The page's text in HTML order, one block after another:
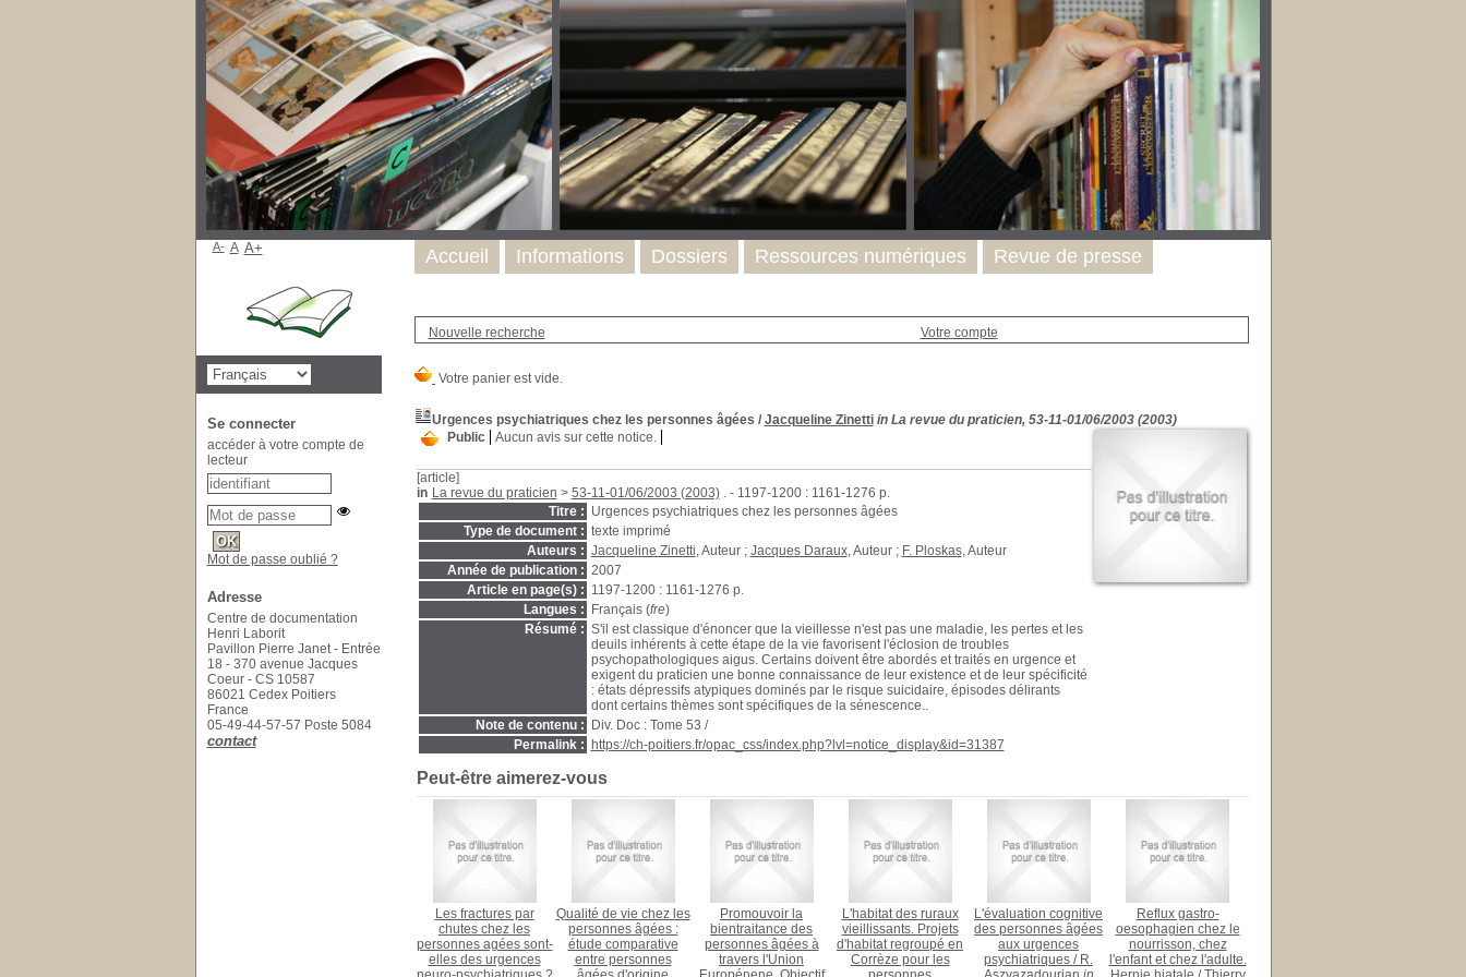
Nouvelle recherche Votre compte
Urgences psychiatriques chez les personnes âgées / Jacqueline Zinetti in La revue du praticien, 53-11-01/06/2003 (2003)
Public
Aucun avis sur cette notice.
[article]
in La revue du praticien > 53-11-01/06/2003 (2003). - 1197-1200 : 1161-1276 p.
Titre : Urgences psychiatriques chez les personnes âgées
Type de document : texte imprimé
Auteurs : Jacqueline Zinetti, Auteur ; Jacques Daraux, Auteur ; F. Ploskas, Auteur
Année de publication : 2007
Article en page(s) : 1197-1200 : 1161-1276 p.
Langues :
Français (fre)
Résumé : S'il est classique d'énoncer que la vieillesse n'est pas une maladie, les pertes et les
deuils inhérents à cette étape de la vie favorisent l'éclosion de troubles
psychopathologiques aigus. Certains doivent être abordés et traités en urgence et
exigent du praticien une bonne connaissance de leur existence et de leur spécificité
: états dépressifs atypiques dominés par le risque suicidaire, épisodes délirants
dont certains thèmes sont spécifiques de la sénescence..
Note de contenu :
Div. Doc : Tome 53 /
Permalink :
https://ch-poitiers.fr/opac_css/index.php?lvl=notice_display&id=31387
Peut-être aimerez-vous
Les fractures par
chutes chez les
personnes agées sont-
elles des urgences
Qualité de vie chez les
personnes âgées :
étude comparative
entre personnes
Promouvoir la
bientraitance des
personnes âgées à
travers l'Union
L'habitat des ruraux
vieillissants. Projets
d'habitat regroupé en
Corrèze pour les
L'évaluation cognitive
des personnes âgées
aux urgences
psychiatriques / R.
Reflux gastro-
oesophagien chez le
nourrisson, chez
l'enfant et chez l'adulte.
Accueil Informations Dossiers Ressources numériques Revue de presse
A- A A+
Se connecter
accéder à votre compte de
lecteur
Mot de passe oublié ?
Adresse
Centre de documentation
Henri Laborit
Pavillon Pierre Janet - Entrée
18 - 370 avenue Jacques
Coeur - CS 10587
86021 Cedex Poitiers
France
05-49-44-57-57 Poste 5084
contact